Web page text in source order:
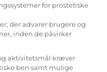
for prostetiske
der advarer brugere og
inden de påvirker
aktivitetsmål kræver
ben samt mulige